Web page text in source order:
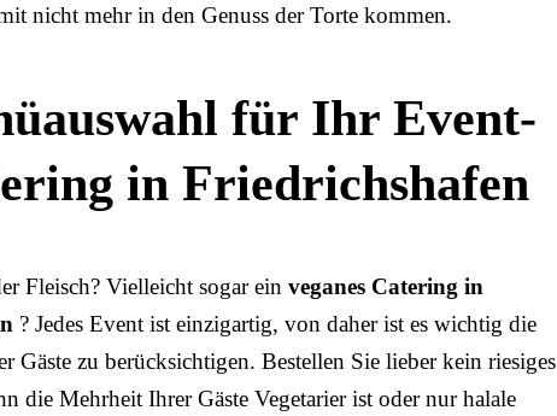
nicht mehr in den Genuss der Torte kommen.
für Ihr Event-
in Friedrichshafen
Fleisch? Vielleicht sogar ein veganes Catering in
? Jedes Event ist einzigartig, von daher ist es wichtig die
Gäste zu berücksichtigen. Bestellen Sie lieber kein riesiges
die Mehrheit Ihrer Gäste Vegetarier ist oder nur halale